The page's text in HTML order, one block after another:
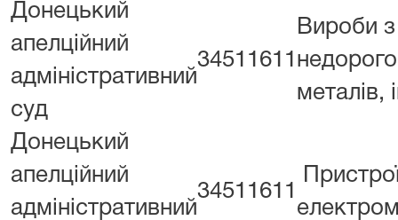
Донецький
апелційний
адміністративний
суд
34511611
Вироби з
металів,
Донецький
апелційний
адміністративний
34511611